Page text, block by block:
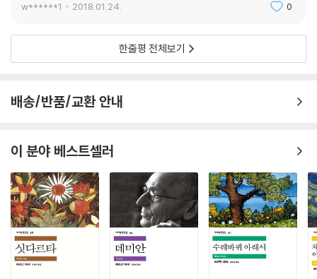
w******1 2018.01.24. 0
한줄평 전체보기
배송/반품/교환 안내
이 분야 베스트셀러